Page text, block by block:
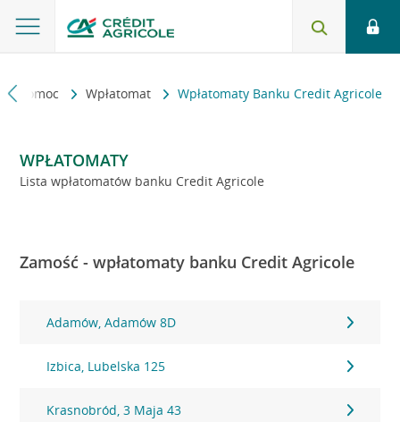
i pomoc Wpłatomat Wpłatomaty Banku Credit Agricole
WPŁATOMATY
Lista wpłatomatów banku Credit Agricole
Zamość - wpłatomaty banku Credit Agricole
Adamów, Adamów 8D
Izbica, Lubelska 125
Krasnobród, 3 Maja 43